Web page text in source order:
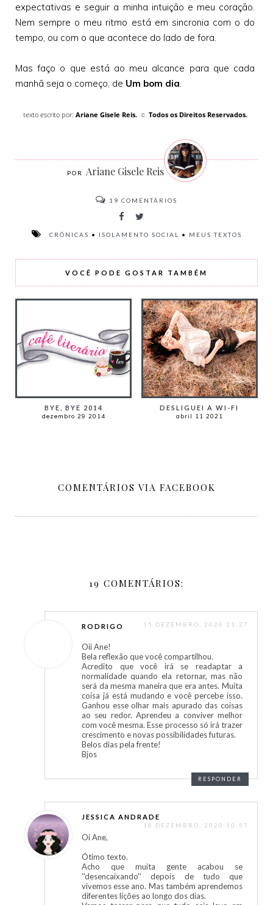
expectativas e seguir a minha intuição e meu coração.
Nem sempre o meu ritmo está em sincronia com o do
tempo, ou com o que acontece do lado de fora.
Mas faço o que está ao meu alcance para que cada
manhã seja o começo, de Um bom dia
texto escrito por: Ariane Gisele Reis. ©Todos os Direitos Reservados.
Ariane Gisele Reis
19 COMENTÁRIOS
CRÔNICAS • ISOLAMENTO SOCIAL • MEUS TEXTOS
VOCÊ PODE GOSTAR TAMBÉM
BYE, BYE 2014
dezembro 29 2014
DESLIGUEI A WI-FI
abril 11 2021
COMENTÁRIOS VIA FACEBOOK
19 COMENTÁRIOS:
RODRIGO 15 DEZEMBRO, 2020 21:27
Oii Ane!
Bela reflexão que você compartilhou.
Acredito que você irá se readaptar a
normalidade quando ela retornar, mas não
será da mesma maneira que era antes. Muita
coisa já está mudando e você percebe isso.
Ganhou esse olhar mais apurado das coisas
ao seu redor. Aprendeu a conviver melhor
com você mesma. Esse processo só irá trazer
crescimento e novas possibilidades futuras.
Belos dias pela frente!
Bjos
RESPONDER
JESSICA ANDRADE
18 DEZEMBRO, 2020 10:57
Oi Ane,
Ótimo texto.
Acho que muita gente acabou se
''desencaixando'' depois de tudo que
vivemos esse ano. Mas também aprendemos
diferentes lições ao longo dos dias.